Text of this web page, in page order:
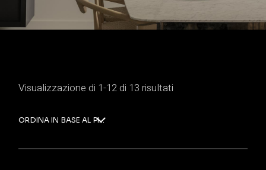
Visualizzazione di 1-12 di 13 risultati
ORDINA IN BASE AL PIÙ RECENTE